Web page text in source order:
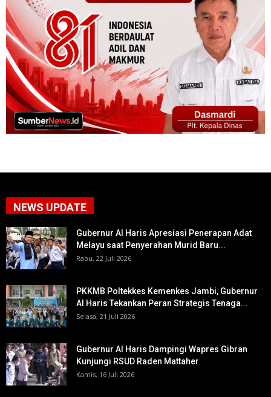
NEWS UPDATE
Gubernur Al Haris Apresiasi Penerapan Adat
Melayu saat Penyerahan Murid Baru...
Rabu, 22 Juli 2026
PKKMB Poltekkes Kemenkes Jambi, Gubernur
Al Haris Tekankan Peran Strategis Tenaga...
Selasa, 21 Juli 2026
Gubernur Al Haris Dampingi Wapres Gibran
Kunjungi RSUD Raden Mattaher
Kamis, 16 Juli 2026